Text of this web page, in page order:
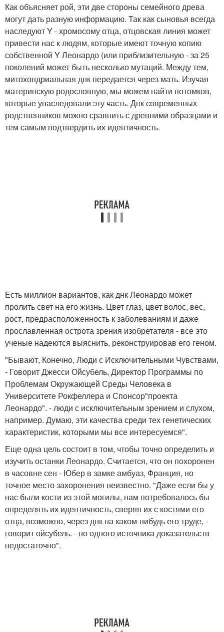
Как объясняет рой, эти две стороны семейного древа
могут дать разную информацию. Так как сыновья всегда
наследуют Y - хромосому отца, отцовская линия может
привести нас к людям, которые имеют точную копию
собственной Y Леонардо (или приблизительную - за 25
поколений может быть несколько мутаций. Между тем,
митохондриальная днк передается через мать. Изучая
материнскую родословную, мы можем найти потомков,
которые унаследовали эту часть. Днк современных
родственников можно сравнить с древними образцами и
тем самым подтвердить их идентичность.
Есть миллион вариантов, как днк Леонардо может
пролить свет на его жизнь. Цвет глаз, цвет волос, вес,
рост, предрасположенность к заболеваниям и даже
прославленная острота зрения изобретателя - все это
ученые надеются выяснить, реконструировав его геном.
"Бывают, Конечно, Люди с Исключительными Чувствами,
- Говорит Джесси Ойсубель, Директор Программы по
Проблемам Окружающей Среды Человека в
Университете Рокфеллера и Спонсор"проекта
Леонардо". - люди с исключительным зрением и слухом,
например. Думаю, эти качества среди тех генетических
характеристик, которыми мы все интересуемся".
Еще одна цель состоит в том, чтобы точно определить и
изучить останки Леонардо. Считается, что он похоронен
в часовне сен - Юбер в замке амбуаз, Франция, но
точное место захоронения неизвестно. "Даже если бы у
нас были кости из этой могилы, нам потребовалось бы
определять их идентичность, сверяя их с костями его
отца, возможно, через днк на каком-нибудь его труде, -
говорит ойсубель. - но одного источника доказательств
недостаточно".